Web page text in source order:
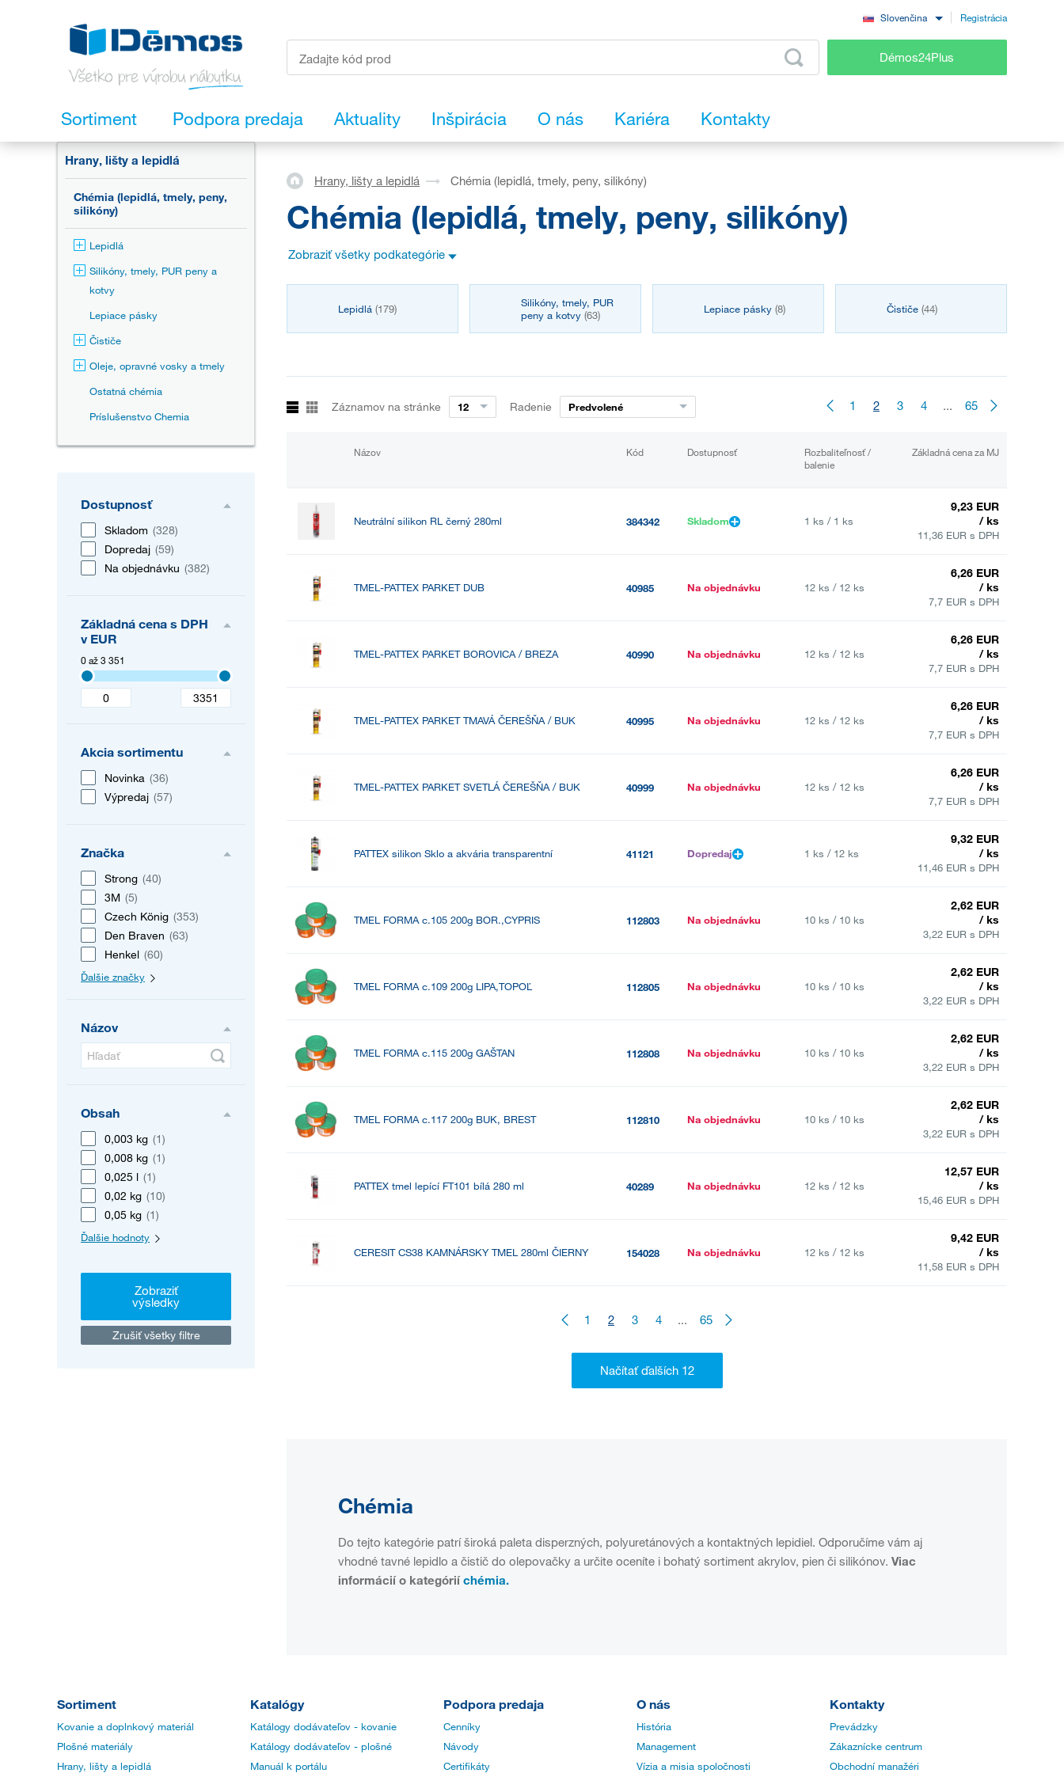
Slovenčina Registrácia
Démos24Plus
Sortiment Podpora predaja Aktuality Inšpirácia O nás Kariéra Kontakty
Hrany, lišty a lepidlá
Chémia (lepidlá, tmely, peny,
silikóny)
Lepidlá
Silikóny, tmely, PUR peny a
kotvy
Lepiace pásky
Čističe
Oleje, opravné vosky a tmely
Ostatná chémia
Príslušenstvo Chemia
Dostupnosť
Skladom (328)
Dopredaj (59)
Na objednávku (382)
Základná cena s DPH
v EUR
0 až 3 351
Akcia sortimentu
Novinka (36)
Výpredaj (57)
Značka
Strong (40)
3M (5)
Czech König (353)
Den Braven (63)
Henkel (60)
Ďalšie značky
Názov
Obsah
0,003 kg (1)
0,008 kg (1)
0,025 l (1)
0,02 kg (10)
0,05 kg (1)
Ďalšie hodnoty
Zobraziť
výsledky
Zrušiť všetky filtre
Hrany, lišty a lepidlá Chémia (lepidlá, tmely, peny, silikóny)
Chémia (lepidlá, tmely, peny, silikóny)
Zobraziť všetky podkategórie
Lepidlá (179)
Silikóny, tmely, PUR
peny a kotvy (63) Lepiace pásky (8) Čističe (44)
Záznamov na stránke 12 Radenie Predvolené 1 2 3 4 ... 65
Názov Kód Dostupnosť
Rozbaliteľnosť /
balenie
Základná cena za MJ
Neutrální silikon RL černý 280ml 384342 Skladom 1 ks / 1 ks
9,23 EUR
/ ks
11,36 EUR s DPH
TMEL-PATTEX PARKET DUB 40985 Na objednávku 12 ks / 12 ks
6,26 EUR
/ ks
7,7 EUR s DPH
TMEL-PATTEX PARKET BOROVICA / BREZA 40990 Na objednávku 12 ks / 12 ks
6,26 EUR
/ ks
7,7 EUR s DPH
TMEL-PATTEX PARKET TMAVÁ ČEREŠŇA / BUK 40995 Na objednávku 12 ks / 12 ks
6,26 EUR
/ ks
7,7 EUR s DPH
TMEL-PATTEX PARKET SVETLÁ ČEREŠŇA / BUK 40999 Na objednávku 12 ks / 12 ks
6,26 EUR
/ ks
7,7 EUR s DPH
PATTEX silikon Sklo a akvária transparentní 41121 Dopredaj 1 ks / 12 ks
9,32 EUR
/ ks
11,46 EUR s DPH
TMEL FORMA c.105 200g BOR.,CYPRIS 112803 Na objednávku 10 ks / 10 ks
2,62 EUR
/ ks
3,22 EUR s DPH
TMEL FORMA c.109 200g LIPA,TOPOĽ 112805 Na objednávku 10 ks / 10 ks
2,62 EUR
/ ks
3,22 EUR s DPH
TMEL FORMA c.115 200g GAŠTAN 112808 Na objednávku 10 ks / 10 ks
2,62 EUR
/ ks
3,22 EUR s DPH
TMEL FORMA c.117 200g BUK, BREST 112810 Na objednávku 10 ks / 10 ks
2,62 EUR
/ ks
3,22 EUR s DPH
PATTEX tmel lepící FT101 bílá 280 ml 40289 Na objednávku 12 ks / 12 ks
12,57 EUR
/ ks
15,46 EUR s DPH
CERESIT CS38 KAMNÁRSKY TMEL 280ml ČIERNY 154028 Na objednávku 12 ks / 12 ks
9,42 EUR
/ ks
11,58 EUR s DPH
1 2 3 4 ... 65
Chémia
Do tejto kategórie patrí široká paleta disperzných, polyuretánových a kontaktných lepidiel. Odporučíme vám aj
vhodné tavné lepidlo a čistič do olepovačky a určite oceníte i bohatý sortiment akrylov, pien či silikónov. Viac
informácií o kategóriíchémia.
Sortiment
Kovanie a doplnkový materiál
Plošné materiály
Hrany, lišty a lepidlá
Katalógy
Katálogy dodávateľov - kovanie
Katálogy dodávateľov - plošné
Manuál k portálu
Podpora predaja
Cenníky
Návody
Certifikáty
O nás
História
Management
Vízia a misia spoločnosti
Kontakty
Prevádzky
Zákaznícke centrum
Obchodní manažéri